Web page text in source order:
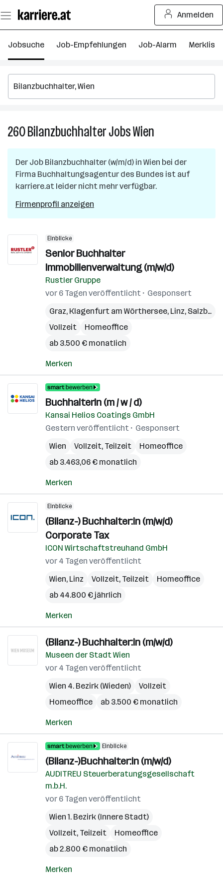
Seiteninhalt
springen
Anmelden
Jobsuche Job-Empfehlungen Job-Alarm Merkliste
260BilanzbuchhalterJobsWien
in
Wien
Der Job Bilanzbuchhalter (w/m/d) in Wien bei der
Firma Buchhaltungsagentur des Bundes ist auf
karriere.at leider nicht mehr verfügbar.
Firmenprofil anzeigen
Einblicke
Senior Buchhalter
Immobilienverwaltung (m/w/d)
Rustler Gruppe
vor 6 Tagen veröffentlicht
Gesponsert
Graz, Klagenfurt am Wörthersee, Linz, Salzburg
Vollzeit
Homeoffice
ab 3.500 € monatlich
Merken
BuchhalterIn (m / w / d)
Kansai Helios Coatings GmbH
Gestern veröffentlicht
Gesponsert
Wien
Vollzeit, Teilzeit
Homeoffice
ab 3.463,06 € monatlich
Merken
Einblicke
(Bilanz-) Buchhalter:in (m/w/d)
Corporate Tax
ICON Wirtschaftstreuhand GmbH
vor 4 Tagen veröffentlicht
Wien, Linz Vollzeit, Teilzeit
Homeoffice
ab 44.800 € jährlich
Merken
(Bilanz-) Buchhalter:in (m/w/d)
Museen der Stadt Wien
vor 4 Tagen veröffentlicht
Wien 4. Bezirk (Wieden)
Vollzeit
Homeoffice
ab 3.500 € monatlich
Merken
Einblicke
(Bilanz-)Buchhalter:in (m/w/d)
AUDITREU Steuerberatungsgesellschaft
m.b.H.
vor 6 Tagen veröffentlicht
Wien 1. Bezirk (Innere Stadt)
Vollzeit, Teilzeit
Homeoffice
ab 2.800 € monatlich
Merken